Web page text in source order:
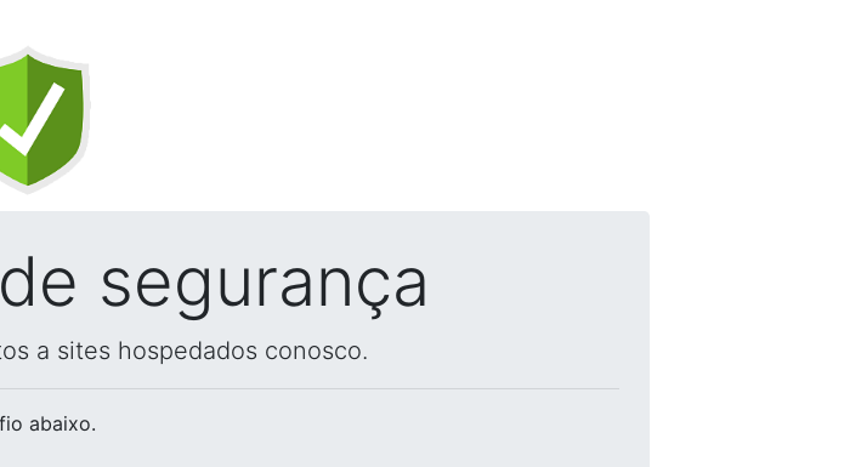
segurança
a sites hospedados conosco.
abaixo.